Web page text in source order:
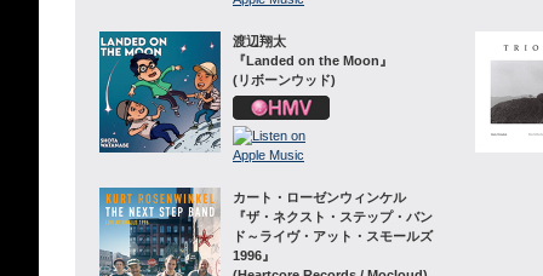
渡辺翔太
『Landed on the Moon』
(リボーンウッド)
カート・ローゼンウィンケル
『ザ・ネクスト・ステップ・バン
ド～ライヴ・アット・スモールズ
1996』